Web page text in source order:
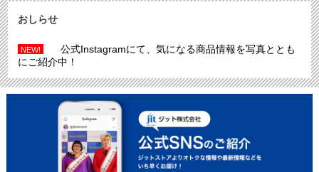
おしらせ
NEW!
公式Instagramにて、気になる商品情報を写真ととも
にご紹介中！